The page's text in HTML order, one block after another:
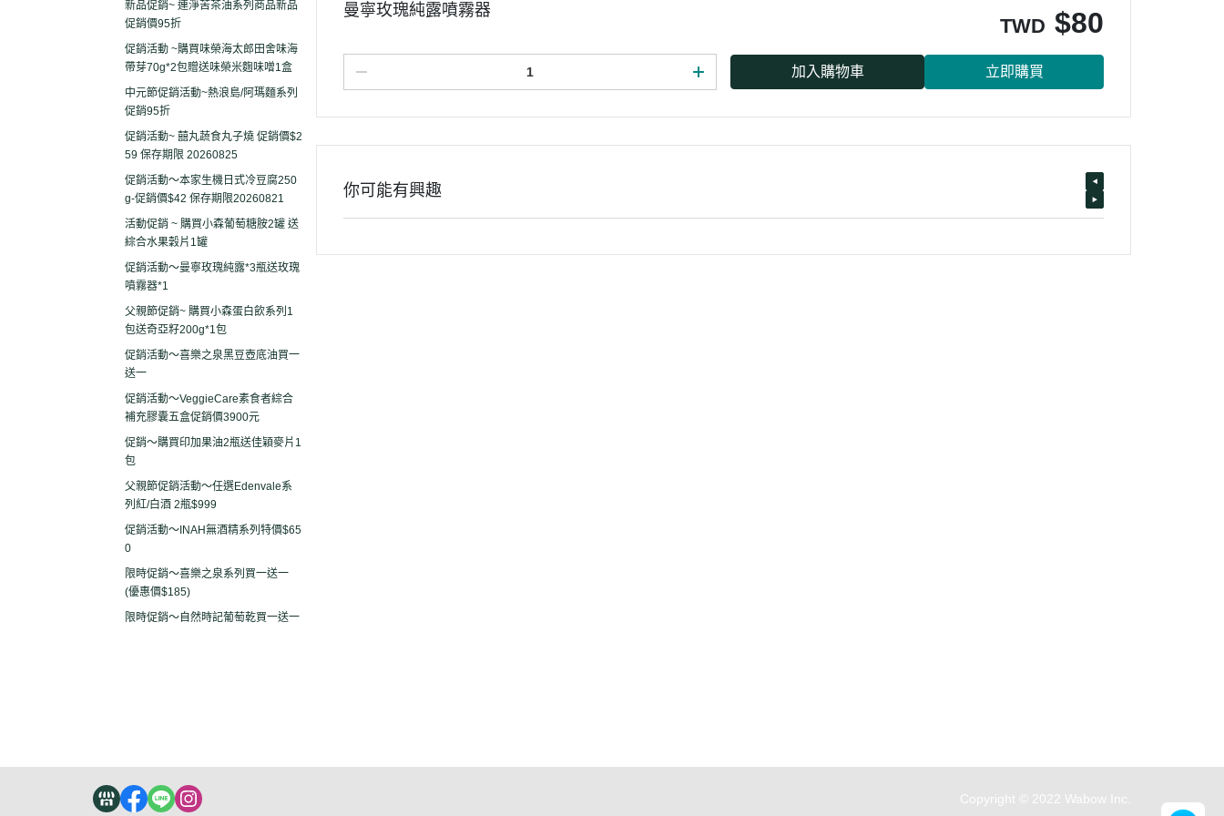
新品促銷~ 連淨苦茶油系列商品新品
促銷價95折
促銷活動 ~購買味榮海太郎田舍味海
帶芽70g*2包贈送味榮米麴味噌1盒
中元節促銷活動~熱浪島/阿瑪麵系列
促銷95折
促銷活動~ 囍丸蔬食丸子燒 促銷價$2
59 保存期限 20260825
促銷活動～本家生機日式冷豆腐250
g-促銷價$42 保存期限20260821
活動促銷 ~ 購買小森葡萄糖胺2罐 送
綜合水果穀片1罐
促銷活動～曼寧玫瑰純露*3瓶送玫瑰
噴霧器*1
父親節促銷~ 購買小森蛋白飲系列1
包送奇亞籽200g*1包
促銷活動～喜樂之泉黑豆壺底油買一
送一
促銷活動～VeggieCare素食者綜合
補充膠囊五盒促銷價3900元
促銷～購買印加果油2瓶送佳穎麥片1
包
父親節促銷活動～任選Edenvale系
列紅/白酒 2瓶$999
促銷活動～INAH無酒精系列特價$65
0
限時促銷～喜樂之泉系列買一送一
(優惠價$185)
限時促銷～自然時記葡萄乾買一送一
曼寧玫瑰純露噴霧器
TWD $80
加入購物車 立即購買
你可能有興趣
Copyright © 2022 Wabow Inc.